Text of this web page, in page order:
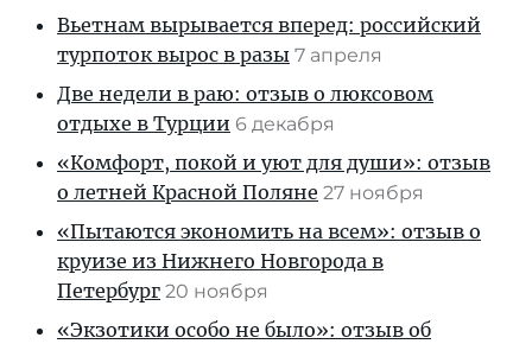
Вьетнам вырывается вперед: российский
турпоток вырос в разы 7 апреля
Две недели в раю: отзыв о люксовом
отдыхе в Турции 6 декабря
«Комфорт, покой и уют для души»: отзыв
о летней Красной Поляне 27 ноября
«Пытаются экономить на всем»: отзыв о
круизе из Нижнего Новгорода в
Петербург 20 ноября
«Экзотики особо не было»: отзыв об